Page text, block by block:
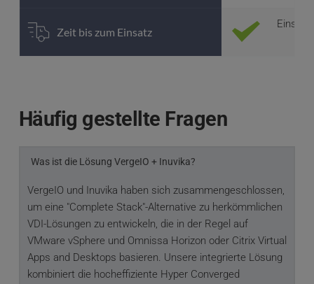
Zeit bis zum Einsatz
Einsatz
Häufig gestellte Fragen
Was ist die Lösung VergeIO + Inuvika?
VergeIO und Inuvika haben sich zusammengeschlossen,
um eine "Complete Stack"-Alternative zu herkömmlichen
VDI-Lösungen zu entwickeln, die in der Regel auf
VMware vSphere und Omnissa Horizon oder Citrix Virtual
Apps and Desktops basieren. Unsere integrierte Lösung
kombiniert die hocheffiziente Hyper Converged